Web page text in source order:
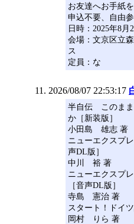
お友達へお手紙
申込不要、自由
日時：2025年8月
会場：文京区立
ス
定員：な
2026/08/07 22:53:17
半自伝 このまま
か［新装版］
小田島 雄志 著
ニューエクスプ
声DL版］
中川 裕 著
ニューエクスプ
［音声DL版］
寺島 憲治 著
スタート！ドイ
岡村 りら 著